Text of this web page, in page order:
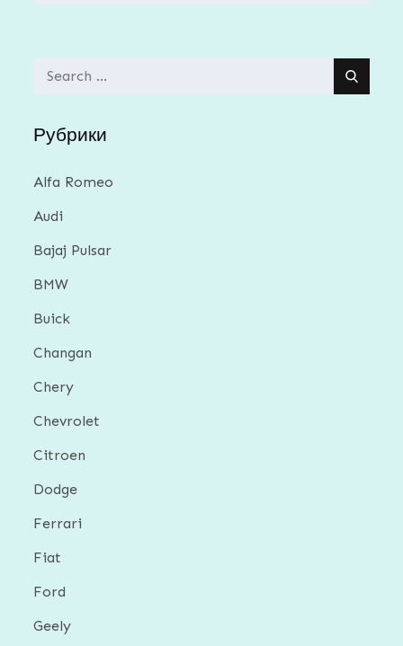
Search
Рубрики
Alfa Romeo
Audi
Bajaj Pulsar
BMW
Buick
Changan
Chery
Chevrolet
Citroen
Dodge
Ferrari
Fiat
Ford
Geely